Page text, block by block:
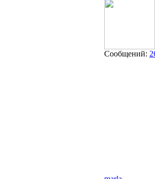
Сообщений: